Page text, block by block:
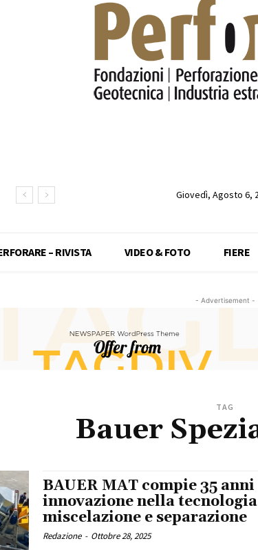
Giovedì, Agosto 6,
– RIVISTA VIDEO & FOTO FIERE
- Advertisement -
TAG
Bauer
BAUER MAT compie 35
innovazione nella
miscelazione e separazione
Redazione - Ottobre 28, 2025